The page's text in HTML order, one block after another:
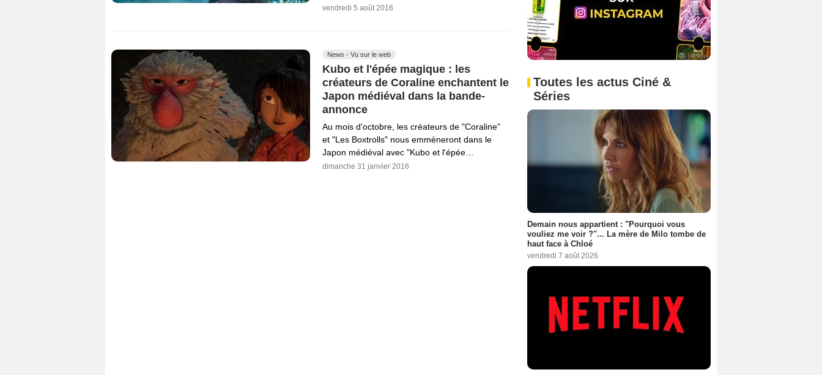
vendredi 5 août 2016
News - Vu sur le web
Kubo et l'épée magique : les
créateurs de Coraline enchantent le
Japon médiéval dans la bande-
annonce
Au mois d'octobre, les créateurs de "Coraline"
et "Les Boxtrolls" nous emmèneront dans le
Japon médiéval avec "Kubo et l'épée…
dimanche 31 janvier 2016
Toutes les actus Ciné &
Séries
Demain nous appartient : "Pourquoi vous
vouliez me voir ?"... La mère de Milo tombe de
haut face à Chloé
vendredi 7 août 2026